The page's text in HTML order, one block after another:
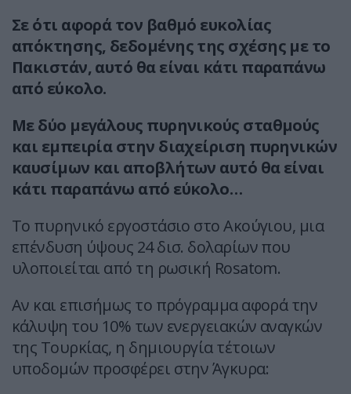
Σε ότι αφορά τον βαθμό ευκολίας
απόκτησης, δεδομένης της σχέσης με το
Πακιστάν, αυτό θα είναι κάτι παραπάνω
από εύκολο.
Με δύο μεγάλους πυρηνικούς σταθμούς
και εμπειρία στην διαχείριση πυρηνικών
καυσίμων και αποβλήτων αυτό θα είναι
κάτι παραπάνω από εύκολο…
To πυρηνικό εργοστάσιο στο Ακούγιου, μια
επένδυση ύψους 24 δισ. δολαρίων που
υλοποιείται από τη ρωσική Rosatom.
Αν και επισήμως το πρόγραμμα αφορά την
κάλυψη του 10% των ενεργειακών αναγκών
της Τουρκίας, η δημιουργία τέτοιων
υποδομών προσφέρει στην Άγκυρα: